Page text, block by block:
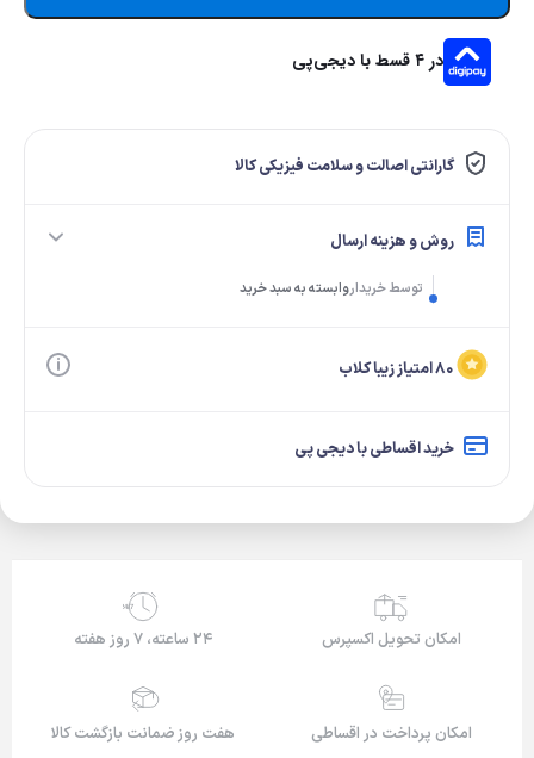
در ۴ قسط با دیجی‌پی
گارانتی اصالت و سلامت فیزیکی کالا
روش و هزینه ارسال
توسط خریداروابسته به سبد خرید
۸۰ امتیاز زیبا کلاب
خرید اقساطی با دیجی پی
امکان تحویل اکسپرس
24/7
۲۴ ساعته، ۷ روز هفته
امکان پرداخت در اقساطی هفت روز ضمانت بازگشت کالا